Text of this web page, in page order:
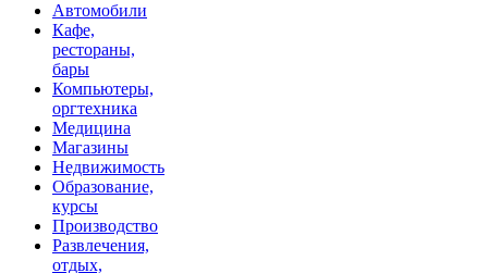
Автомобили
Кафе,
рестораны,
бары
Компьютеры,
оргтехника
Медицина
Магазины
Недвижимость
Образование,
курсы
Производство
Развлечения,
отдых,